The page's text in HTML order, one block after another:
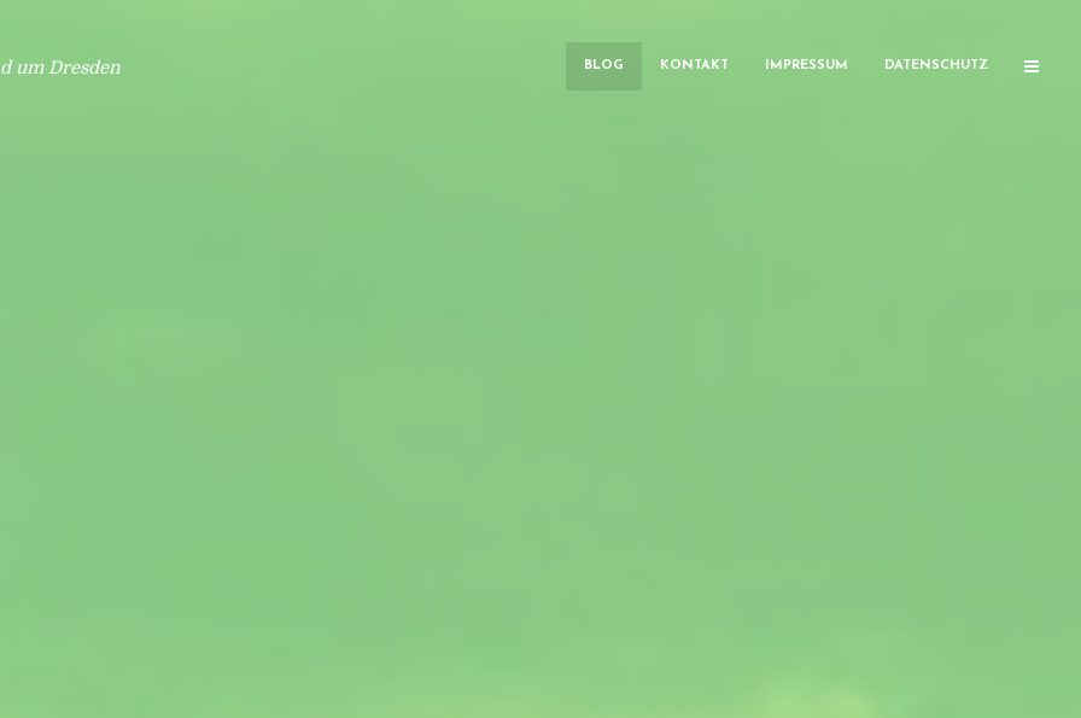
um Dresden BLOG KONTAKT IMPRESSUM DATENSCHUTZ